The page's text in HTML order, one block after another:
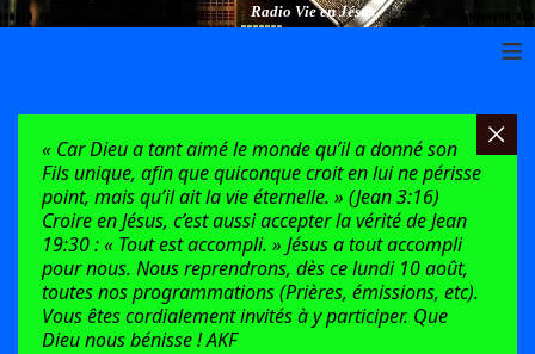
Radio Vie en Jésus
≡
« Car Dieu a tant aimé le monde qu’il a donné son
Fils unique, afin que quiconque croit en lui ne périsse
point, mais qu’il ait la vie éternelle. » (Jean 3:16)
Croire en Jésus, c’est aussi accepter la vérité de Jean
19:30 : « Tout est accompli. » Jésus a tout accompli
pour nous. Nous reprendrons, dès ce lundi 10 août,
toutes nos programmations (Prières, émissions, etc).
Vous êtes cordialement invités à y participer. Que
Dieu nous bénisse ! AKF